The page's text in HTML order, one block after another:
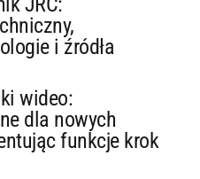
i źródła
wideo:
dla nowych
funkcje krok